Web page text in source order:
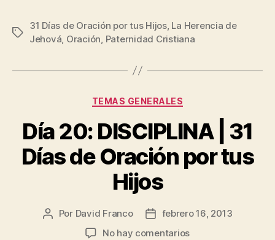
Etiquetas
31 Días de Oración por tus Hijos, La Herencia de
Jehová, Oración, Paternidad Cristiana
Categorías
TEMAS GENERALES
Día 20: DISCIPLINA | 31
Días de Oración por tus
Hijos
Autor
Por David Franco
Fechafebrero 16, 2013
No hay comentariosen